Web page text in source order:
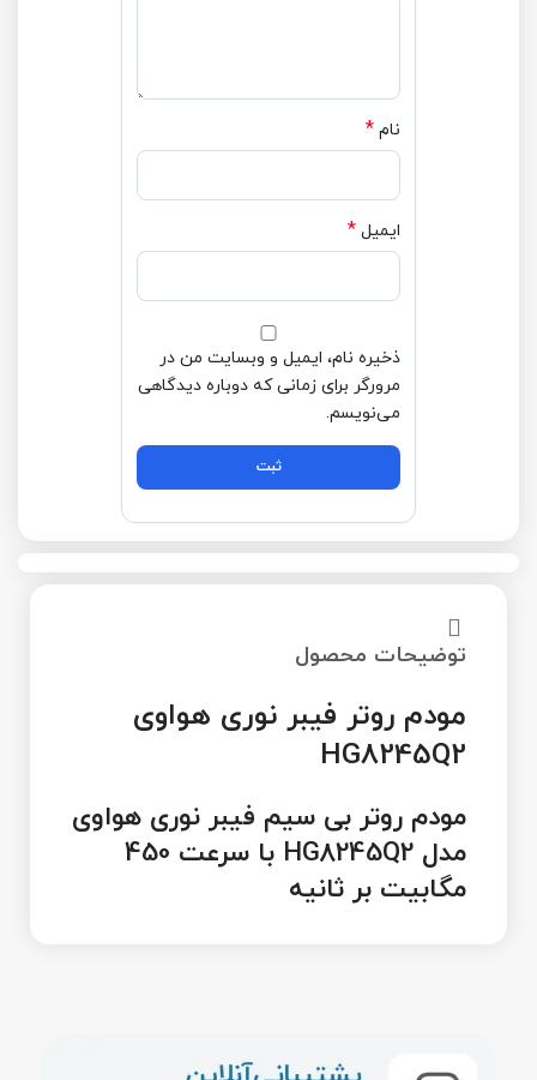
نام *
ایمیل *
ذخیره نام، ایمیل و وبسایت من در
مرورگر برای زمانی که دوباره دیدگاهی
می‌نویسم.
توضیحات محصول
مودم روتر فیبر نوری هواوی
HG8245Q2
مودم روتر بی سیم فیبر نوری هواوی
مدل HG8245Q2 با سرعت 450
مگابیت بر ثانیه